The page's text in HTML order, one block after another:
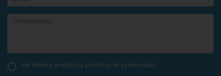
He leído y acepto la política de privacidad